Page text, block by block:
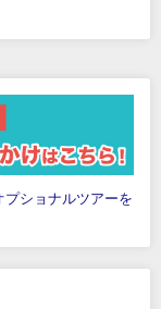
プショナルツアーを